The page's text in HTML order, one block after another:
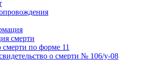
смерти
смерти по форме 11
о смерти № 106/у-08